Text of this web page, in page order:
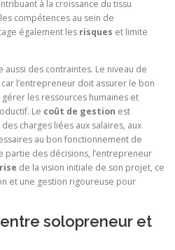
à la croissance du tissu
compétences au sein de
également les risques et limite
des contraintes. Le niveau de
l’entrepreneur doit assurer le bon
les ressources humaines et
Le coût de gestion est
charges liées aux salaires, aux
au bon fonctionnement de
partie des décisions, l’entrepreneur
de la vision initiale de son projet, ce
et une gestion rigoureuse pour
solopreneur et